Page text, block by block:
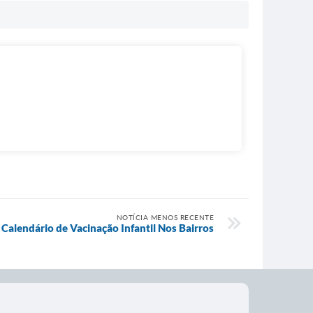
NOTÍCIA MENOS RECENTE
Calendário de Vacinação Infantil Nos Bairros